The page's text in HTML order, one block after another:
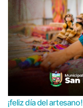
¡feliz día del artesano!